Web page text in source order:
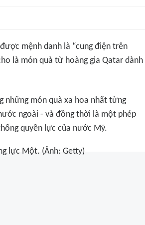
mệnh danh là “cung điện trên
là món quà từ hoàng gia Qatar dành
những món quà xa hoa nhất từng
ngoài - và đồng thời là một phép
quyền lực của nước Mỹ.